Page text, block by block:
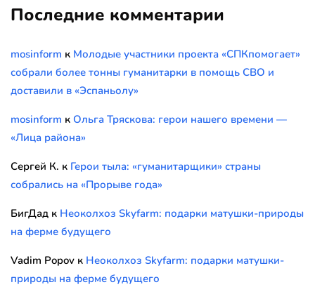
Последние комментарии
mosinform к Молодые участники проекта «СПКпомогает»
собрали более тонны гуманитарки в помощь СВО и
доставили в «Эспаньолу»
mosinform к Ольга Тряскова: герои нашего времени —
«Лица района»
Сергей К. к Герои тыла: «гуманитарщики» страны
собрались на «Прорыве года»
БигДад к Неоколхоз Skyfarm: подарки матушки-природы
на ферме будущего
Vadim Popov к Неоколхоз Skyfarm: подарки матушки-
природы на ферме будущего